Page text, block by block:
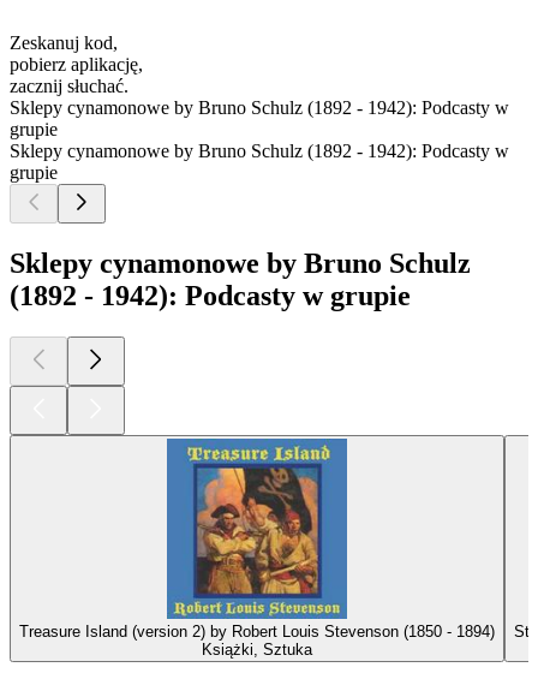
Zeskanuj kod,
pobierz aplikację,
zacznij słuchać.
Sklepy cynamonowe by Bruno Schulz (1892 - 1942): Podcasty w
grupie
Sklepy cynamonowe by Bruno Schulz (1892 - 1942): Podcasty w
grupie
Sklepy cynamonowe by Bruno Schulz
(1892 - 1942): Podcasty w grupie
Treasure Island (version 2) by Robert Louis Stevenson (1850 - 1894)
Książki, Sztuka